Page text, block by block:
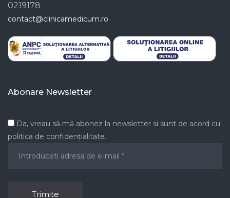
0219178
contact@clinicamedicum.ro
Abonare Newsletter
Da, vreau să mă abonez la newsletter si sunt de acord cu
politica de confidențialitate.